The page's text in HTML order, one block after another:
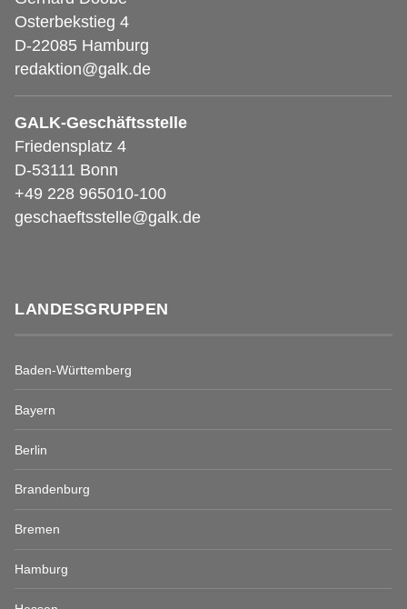
Osterbekstieg 4
D-22085 Hamburg
redaktion@galk.de
GALK-Geschäftsstelle
Friedensplatz 4
D-53111 Bonn
+49 228 965010-100
geschaeftsstelle@galk.de
LANDESGRUPPEN
Baden-Württemberg
Bayern
Berlin
Brandenburg
Bremen
Hamburg